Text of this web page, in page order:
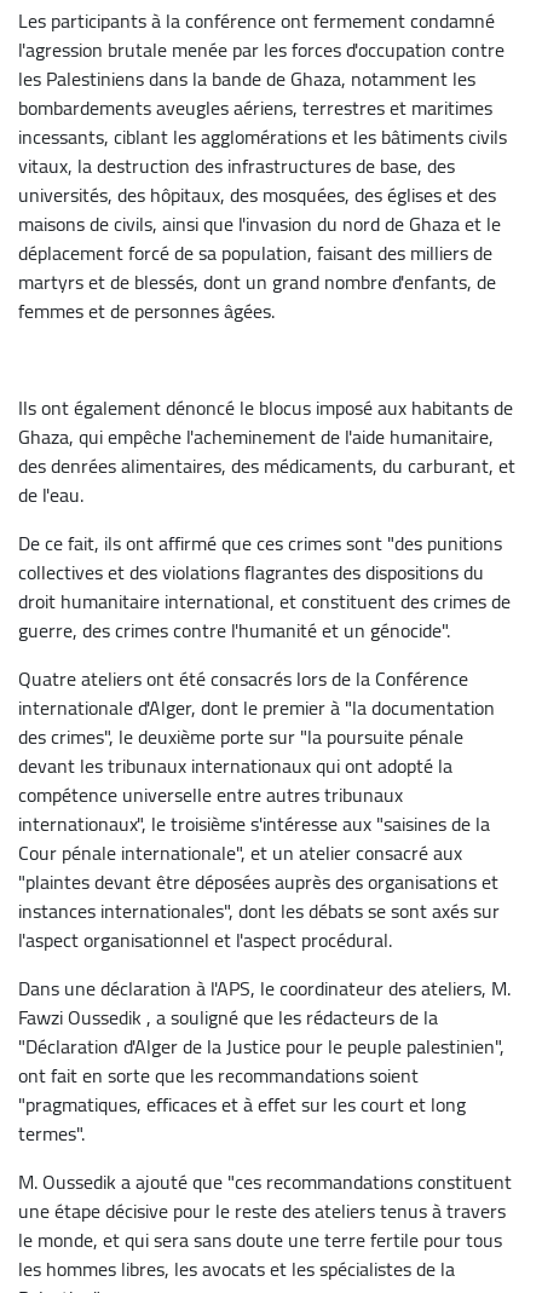
Les participants à la conférence ont fermement condamné
l'agression brutale menée par les forces d'occupation contre
les Palestiniens dans la bande de Ghaza, notamment les
bombardements aveugles aériens, terrestres et maritimes
incessants, ciblant les agglomérations et les bâtiments civils
vitaux, la destruction des infrastructures de base, des
universités, des hôpitaux, des mosquées, des églises et des
maisons de civils, ainsi que l'invasion du nord de Ghaza et le
déplacement forcé de sa population, faisant des milliers de
martyrs et de blessés, dont un grand nombre d'enfants, de
femmes et de personnes âgées.
Ils ont également dénoncé le blocus imposé aux habitants de
Ghaza, qui empêche l'acheminement de l'aide humanitaire,
des denrées alimentaires, des médicaments, du carburant, et
de l'eau.
De ce fait, ils ont affirmé que ces crimes sont "des punitions
collectives et des violations flagrantes des dispositions du
droit humanitaire international, et constituent des crimes de
guerre, des crimes contre l'humanité et un génocide".
Quatre ateliers ont été consacrés lors de la Conférence
internationale d'Alger, dont le premier à "la documentation
des crimes", le deuxième porte sur "la poursuite pénale
devant les tribunaux internationaux qui ont adopté la
compétence universelle entre autres tribunaux
internationaux", le troisième s'intéresse aux "saisines de la
Cour pénale internationale", et un atelier consacré aux
"plaintes devant être déposées auprès des organisations et
instances internationales", dont les débats se sont axés sur
l'aspect organisationnel et l'aspect procédural.
Dans une déclaration à l'APS, le coordinateur des ateliers, M.
Fawzi Oussedik , a souligné que les rédacteurs de la
"Déclaration d'Alger de la Justice pour le peuple palestinien",
ont fait en sorte que les recommandations soient
"pragmatiques, efficaces et à effet sur les court et long
termes".
M. Oussedik a ajouté que "ces recommandations constituent
une étape décisive pour le reste des ateliers tenus à travers
le monde, et qui sera sans doute une terre fertile pour tous
les hommes libres, les avocats et les spécialistes de la